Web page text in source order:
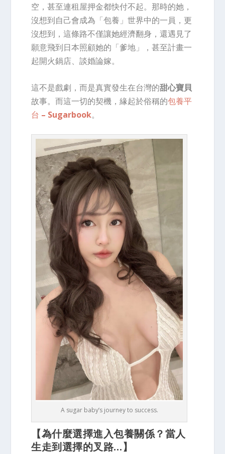
空，甚至連租屋押金都快付不起。那時的她，
沒想到自己會成為「包養」世界中的一員，更
沒想到，這條路不僅讓她經濟翻身，還遇見了
願意飛到日本照顧她的「爹地」，甚至計畫一
起開火鍋店、談婚論嫁。
這不是戲劇，而是真實發生在台灣的甜心寶貝
故事。而這一切的契機，緣起於俗稱的包養平
台 – Sugarbook。
A sugar baby’s journey to success.
【為什麼選擇進入包養關係？當人
生走到選擇的叉路…】